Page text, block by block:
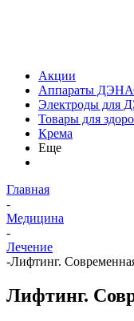
Акции
Аппараты
Электроды для
Товары для
Крема
Еще
Главная
-
Медицина
-
Лечение
-Лифтинг.
Лифтинг.